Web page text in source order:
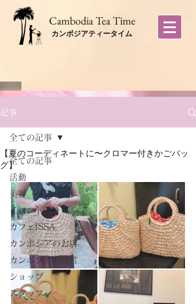
​Cambodia Tea Time
カンボジアティータイム
記事
全ての記事
活動
美容
イベント
カフェISSA
カンボジアのお店
カンボジアの日常
ショップ
スタッフ
全ての記事
【夏のコーディネートに〜クロマー付きかごバッ
グ】